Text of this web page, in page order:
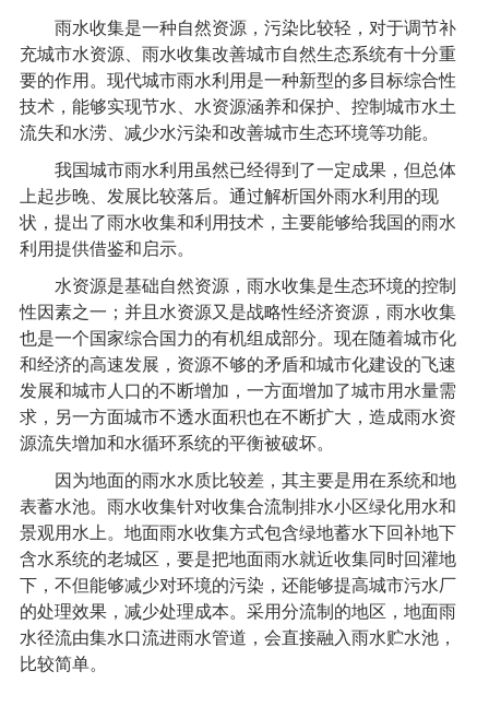
雨水收集是一种自然资源，污染比较轻，对于调节补
充城市水资源、雨水收集改善城市自然生态系统有十分重
要的作用。现代城市雨水利用是一种新型的多目标综合性
技术，能够实现节水、水资源涵养和保护、控制城市水土
流失和水涝、减少水污染和改善城市生态环境等功能。
我国城市雨水利用虽然已经得到了一定成果，但总体
上起步晚、发展比较落后。通过解析国外雨水利用的现
状，提出了雨水收集和利用技术，主要能够给我国的雨水
利用提供借鉴和启示。
水资源是基础自然资源，雨水收集是生态环境的控制
性因素之一；并且水资源又是战略性经济资源，雨水收集
也是一个国家综合国力的有机组成部分。现在随着城市化
和经济的高速发展，资源不够的矛盾和城市化建设的飞速
发展和城市人口的不断增加，一方面增加了城市用水量需
求，另一方面城市不透水面积也在不断扩大，造成雨水资
源流失增加和水循环系统的平衡被破坏。
因为地面的雨水水质比较差，其主要是用在系统和地
表蓄水池。雨水收集针对收集合流制排水小区绿化用水和
景观用水上。地面雨水收集方式包含绿地蓄水下回补地下
含水系统的老城区，要是把地面雨水就近收集同时回灌地
下，不但能够减少对环境的污染，还能够提高城市污水厂
的处理效果，减少处理成本。采用分流制的地区，地面雨
水径流由集水口流进雨水管道，会直接融入雨水贮水池，
比较简单。